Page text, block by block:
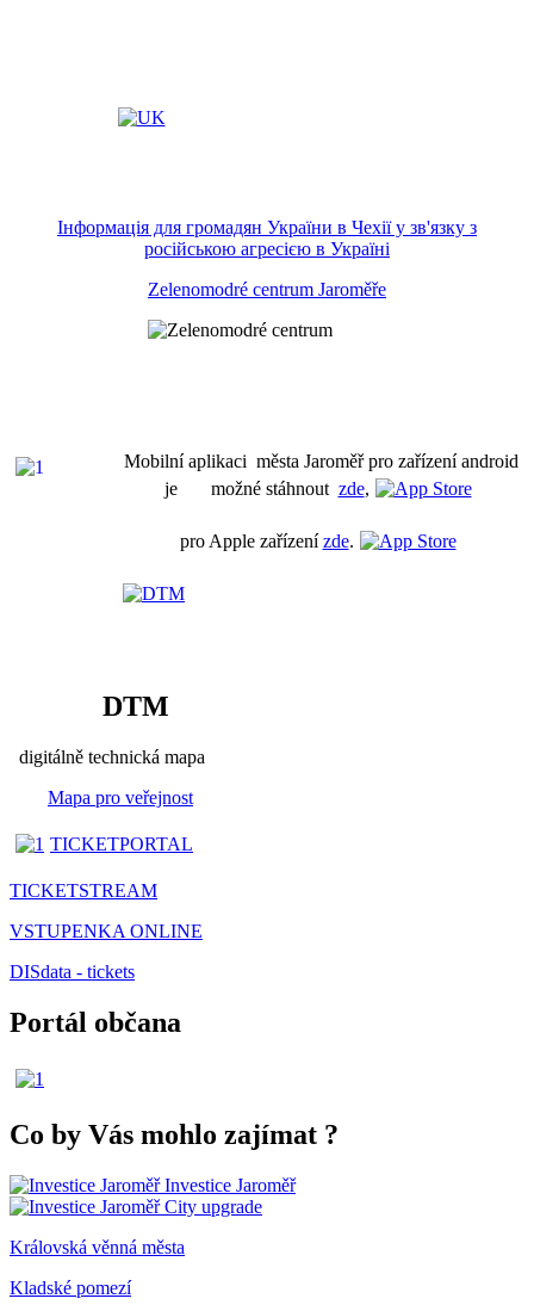
Інформація для громадян України в Чехії у зв'язку з
російською агресією в Україні
Zelenomodré centrum Jaroměře
Mobilní aplikaci města Jaroměř pro zařízení android
je možné stáhnout zde,
pro Apple zařízenízde.
DTM
digitálně technická mapa
Mapa pro veřejnost
TICKETPORTAL
TICKETSTREAM
VSTUPENKA ONLINE
DISdata - tickets
Portál občana
Co by Vás mohlo zajímat ?
Investice Jaroměř
City upgrade
Královská věnná města
Kladské pomezí